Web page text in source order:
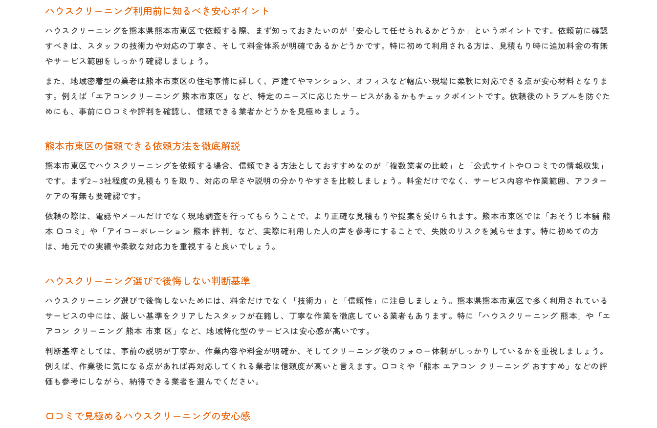
トラブル回避のためのハウスクリーニング比較
プロが教えるハウスクリーニング選び方の極意
料金とサービス内容のバランスで選ぶコツ
ハウスクリーニングで人気のエアコン清掃技術
熊本市東区で評判の高いエアコンクリーニング
信頼できるハウスクリーニング業者の特徴
初めてでも安心できるハウスクリーニング体験
ハウスクリーニング初体験で気をつけたい点
ハウスクリーニング初心者におすすめの流れ
納得できるハウスクリーニング体験の秘訣
口コミで分かる初めてのハウスクリーニング
ハウスクリーニングの満足度を高める選び方
東区で評判の良いクリーニングサービスの特徴
ハウスクリーニング依頼時の事前確認ポイント
口コミで高評価のハウスクリーニング活用術
東区で人気のハウスクリーニング比較方法
口コミを活用した後悔しない業者探しのヒント
口コミを活用したハウスクリーニング業者選定法
ハウスクリーニング依頼後の満足度を左右する要素
ハウスクリーニング利用前に知るべき安心ポイント
ハウスクリーニングを熊本県熊本市東区で依頼する際、まず知っておきたいのが「安心して任せられるかどうか」というポイントです。依頼前に確認
すべきは、スタッフの技術力や対応の丁寧さ、そして料金体系が明確であるかどうかです。特に初めて利用される方は、見積もり時に追加料金の有無
やサービス範囲をしっかり確認しましょう。
また、地域密着型の業者は熊本市東区の住宅事情に詳しく、戸建てやマンション、オフィスなど幅広い現場に柔軟に対応できる点が安心材料となりま
す。例えば「エアコンクリーニング 熊本市東区」など、特定のニーズに応じたサービスがあるかもチェックポイントです。依頼後のトラブルを防ぐた
めにも、事前に口コミや評判を確認し、信頼できる業者かどうかを見極めましょう。
熊本市東区の信頼できる依頼方法を徹底解説
熊本市東区でハウスクリーニングを依頼する場合、信頼できる方法としておすすめなのが「複数業者の比較」と「公式サイトや口コミでの情報収集」
です。まず2～3社程度の見積もりを取り、対応の早さや説明の分かりやすさを比較しましょう。料金だけでなく、サービス内容や作業範囲、アフター
ケアの有無も要確認です。
依頼の際は、電話やメールだけでなく現地調査を行ってもらうことで、より正確な見積もりや提案を受けられます。熊本市東区では「おそうじ本舗 熊
本 口コミ」や「アイコーポレーション 熊本 評判」など、実際に利用した人の声を参考にすることで、失敗のリスクを減らせます。特に初めての方
は、地元での実績や柔軟な対応力を重視すると良いでしょう。
ハウスクリーニング選びで後悔しない判断基準
ハウスクリーニング選びで後悔しないためには、料金だけでなく「技術力」と「信頼性」に注目しましょう。熊本県熊本市東区で多く利用されている
サービスの中には、厳しい基準をクリアしたスタッフが在籍し、丁寧な作業を徹底している業者もあります。特に「ハウスクリーニング 熊本」や「エ
アコン クリーニング 熊本 市東 区」など、地域特化型のサービスは安心感が高いです。
判断基準としては、事前の説明が丁寧か、作業内容や料金が明確か、そしてクリーニング後のフォロー体制がしっかりしているかを重視しましょう。
例えば、作業後に気になる点があれば再対応してくれる業者は信頼度が高いと言えます。口コミや「熊本 エアコン クリーニング おすすめ」などの評
価も参考にしながら、納得できる業者を選んでください。
口コミで見極めるハウスクリーニングの安心感